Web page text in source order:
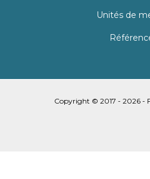
Unités de
Copyright © 2017 - 2026 -